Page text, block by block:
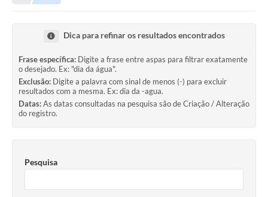
Transparência Pública
Processo Seletivo/Concurso Público
Online
Plano Diretor Participativo de Serro/MG
Planejamento e Orçamento Público: PPA - LOA -
LDO
Sala Mineira do Empreendedor de Serro/MG
Dica para refinar os resultados encontrados
Frase específica: Digite a frase entre aspas para filtrar exatamente
o desejado. Ex: "dia da água".
Exclusão: Digite a palavra com sinal de menos (-) para excluir
resultados com a mesma. Ex: dia da -agua.
Datas:As datas consultadas na pesquisa são de Criação / Alteração
do registro.
Pesquisa